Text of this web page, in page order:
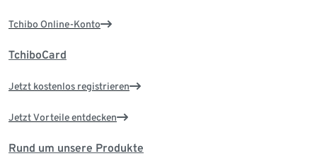
Tchibo Online-Konto
TchiboCard
Jetzt kostenlos registrieren
Jetzt Vorteile entdecken
Rund um unsere Produkte